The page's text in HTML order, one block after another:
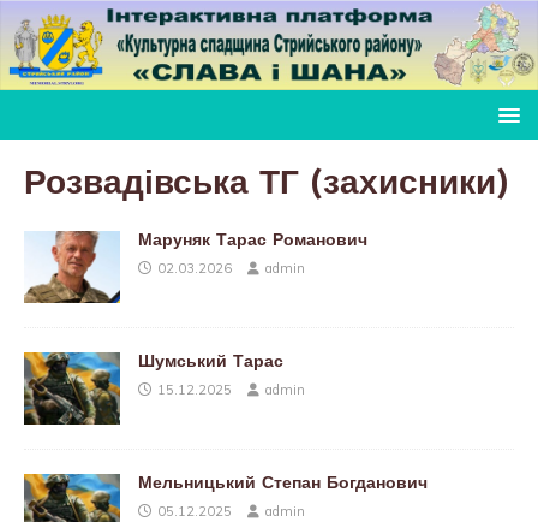
Розвадівська ТГ (захисники)
Маруняк Тарас Романович
02.03.2026 admin
Шумський Тарас
15.12.2025 admin
Мельницький Степан Богданович
05.12.2025 admin